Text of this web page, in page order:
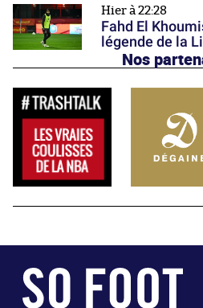
Hier à 22:28
Fahd El
légende de la
Nos